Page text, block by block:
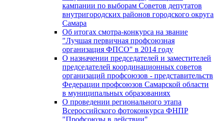
кампании по выборам Советов депутатов
внутригородских районов городского округа
Самара
Об итогах смотра-конкурса на звание
"Лучшая первичная профсоюзная
организация ФПСО" в 2014 году
О назначении председателей и заместителей
председателей координационных советов
организаций профсоюзов - представительств
Федерации профсоюзов Самарской области
в муниципальных образованиях
О проведении регионального этапа
Всероссийского фотоконкурса ФНПР
"Профсоюзы в действии"